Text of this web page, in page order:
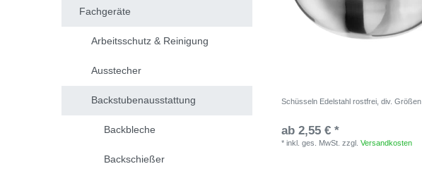
Fachgeräte
Arbeitsschutz & Reinigung
Ausstecher
Backstubenausstattung
Backbleche
Backschießer
Schüsseln Edelstahl rostfrei, div. Größen
ab 2,55 € *
*inkl. ges. MwSt. zzgl.Versandkosten